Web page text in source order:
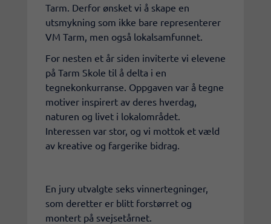
Tarm. Derfor ønsket vi å skape en
utsmykning som ikke bare representerer
VM Tarm, men også lokalsamfunnet.
For nesten et år siden inviterte vi elevene
på Tarm Skole til å delta i en
tegnekonkurranse. Oppgaven var å tegne
motiver inspirert av deres hverdag,
naturen og livet i lokalområdet.
Interessen var stor, og vi mottok et væld
av kreative og fargerike bidrag.
En jury utvalgte seks vinnertegninger,
som deretter er blitt forstørret og
montert på svejsetårnet.